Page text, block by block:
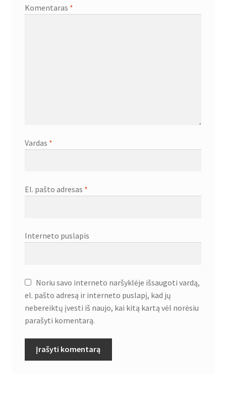
Komentaras *
Vardas *
El. pašto adresas *
Interneto puslapis
Noriu savo interneto naršyklėje išsaugoti vardą,
el. pašto adresą ir interneto puslapį, kad jų
nebereiktų įvesti iš naujo, kai kitą kartą vėl norėsiu
parašyti komentarą.